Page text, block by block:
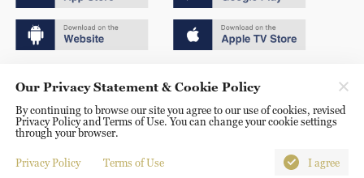
京ICP备20000184号
京公网安备 11010502050052号
Disinformation report hotline: 010-85061466
Our Privacy Statement & Cookie Policy
By continuing to browse our site you agree to our use of cookies, revised
Privacy Policy and Terms of Use. You can change your cookie settings
through your browser.
Privacy Policy Terms of Use I agree